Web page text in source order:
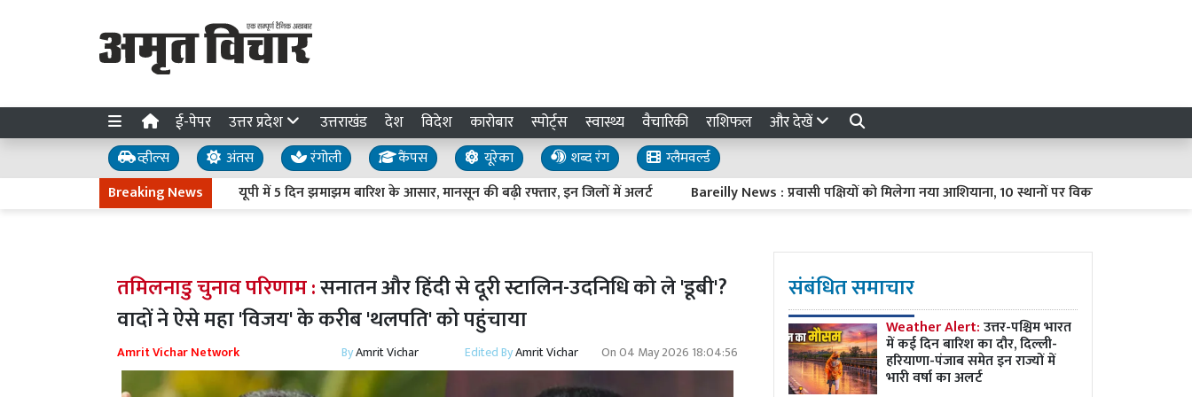
ई-पेपर उत्तर प्रदेश उत्तराखंड देश विदेश कारोबार स्पोर्ट्स स्वास्थ्य वैचारिकी राशिफल और देखें
व्हील्स अंतस रंगोली कैंपस यूरेका शब्द रंग
ग्लैमवर्ल्ड
Breaking Newsयूपी में 5 दिन झमाझम बारिश के आसार, मानसून की बढ़ी रफ्तार, इन जिलों में अलर्ट Bareilly News : प्रवासी पक्षियों को मिलेगा नया आशियाना, 10 स्थानों पर विकसित होंगे प्राकृतिक ठिकाने
तमिलनाडु चुनाव परिणाम :सनातन और हिंदी से दूरी स्टालिन-उदनिधि को ले 'डूबी'?
वादों ने ऐसे महा 'व‍िजय' के करीब 'थलपति' को पहुंचाया
Amrit Vichar Network ByAmrit Vichar Edited ByAmrit Vichar On04 May 2026 18:04:56
संबंधित समाचार
Weather Alert:उत्तर-पश्चिम भारत
में कई दिन बारिश का दौर, दिल्ली-
हरियाणा-पंजाब समेत इन राज्यों में
भारी वर्षा का अलर्ट